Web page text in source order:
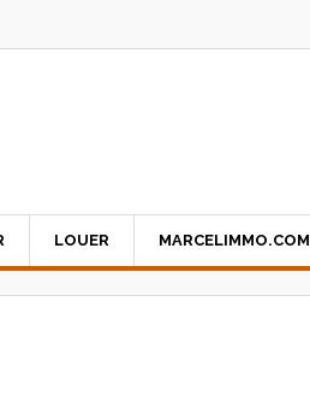
LOUER MARCELIMMO.COM